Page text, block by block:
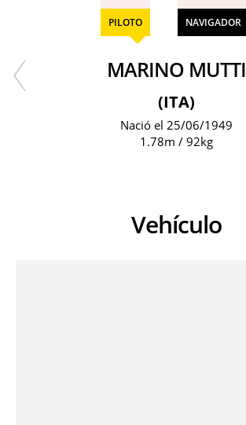
PILOTO NAVIGADOR
MARINO MUTTI
(ITA)
Nació el 25/06/1949
1.78m / 92kg
Vehículo